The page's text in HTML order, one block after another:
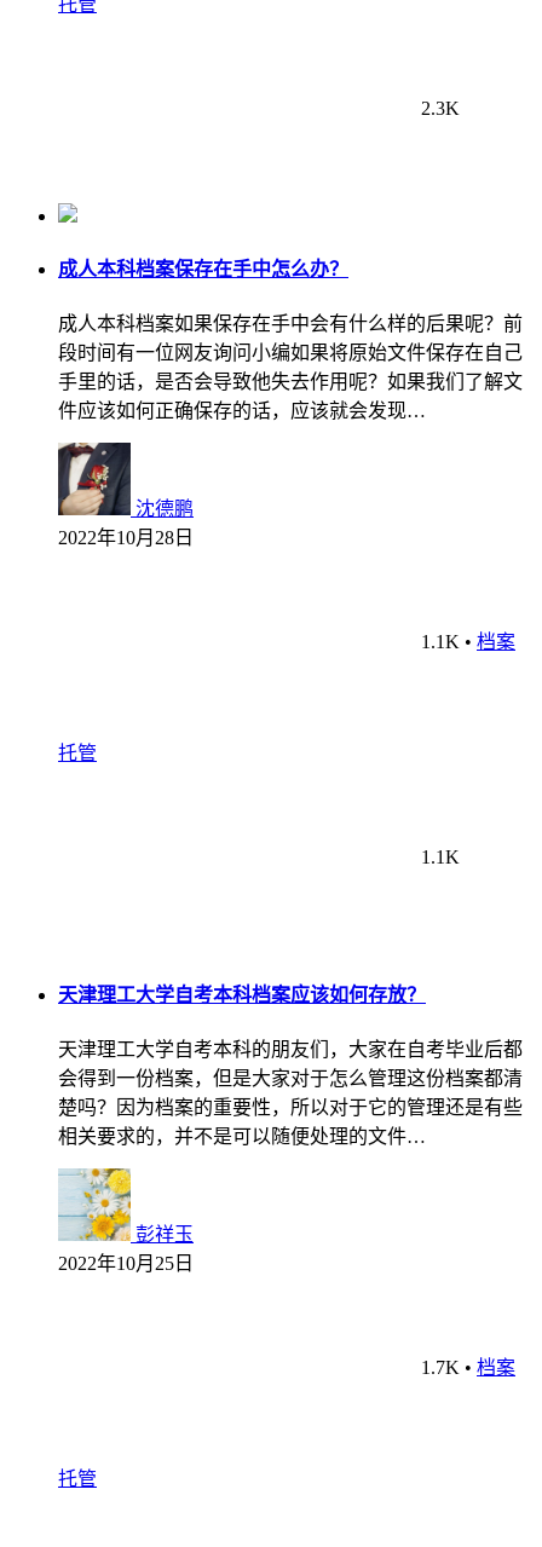
2.3K
成人本科档案保存在手中怎么办？
成人本科档案如果保存在手中会有什么样的后果呢？前
段时间有一位网友询问小编如果将原始文件保存在自己
手里的话，是否会导致他失去作用呢？如果我们了解文
件应该如何正确保存的话，应该就会发现…
沈德鹏
2022年10月28日
1.1K • 档案
托管
1.1K
天津理工大学自考本科档案应该如何存放？
天津理工大学自考本科的朋友们，大家在自考毕业后都
会得到一份档案，但是大家对于怎么管理这份档案都清
楚吗？因为档案的重要性，所以对于它的管理还是有些
相关要求的，并不是可以随便处理的文件…
彭祥玉
2022年10月25日
1.7K • 档案
托管